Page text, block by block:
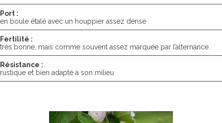
Port :
en boule étalé avec un houppier assez dense
Fertilité :
très bonne, mais comme souvent assez marquée par l’alternance
Résistance :
rustique et bien adapté à son milieu